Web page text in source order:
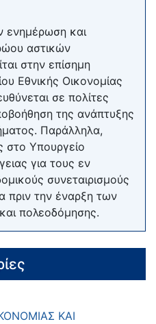
ενημέρωση και
αστικών
στην επίσημη
Εθνικής Οικονομίας
σε πολίτες
της ανάπτυξης
Παράλληλα,
στο Υπουργείο
για τους εν
συνεταιρισμούς
πριν την έναρξη των
πολεοδόμησης.
ΚΑΙ